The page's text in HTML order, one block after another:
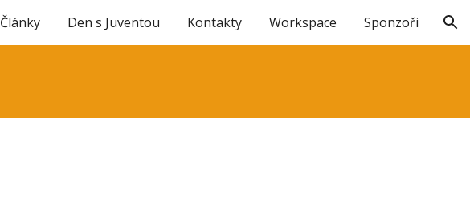
Skip to navigation
Články Den s Juventou Kontakty Workspace Sponzoři